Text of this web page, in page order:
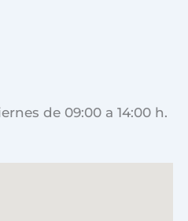
de 09:00 a 14:00 h.